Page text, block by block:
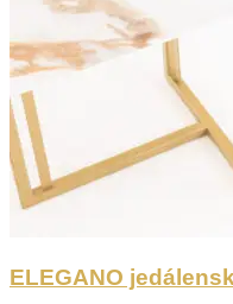
ELEGANO